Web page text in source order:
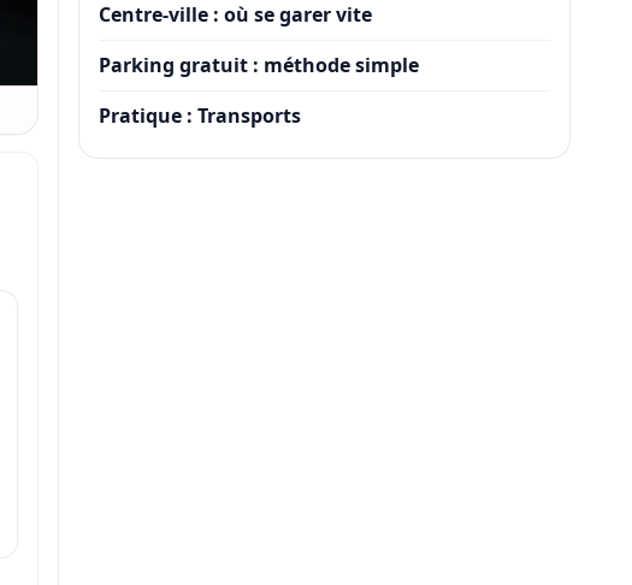
Centre-ville : où se garer vite
Parking gratuit : méthode simple
Pratique : Transports